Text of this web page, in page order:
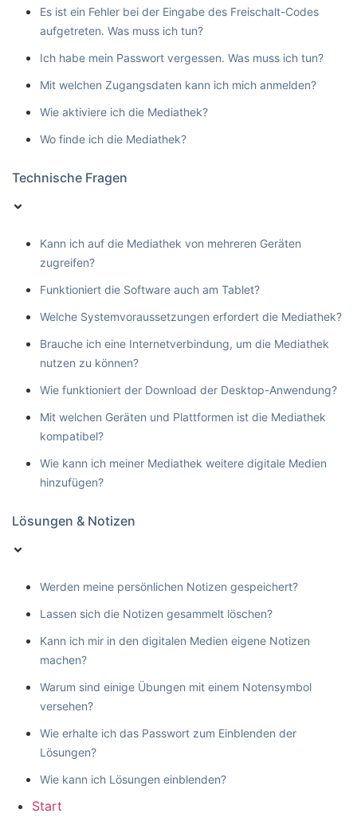
Es ist ein Fehler bei der Eingabe des Freischalt-Codes
aufgetreten. Was muss ich tun?
Ich habe mein Passwort vergessen. Was muss ich tun?
Mit welchen Zugangsdaten kann ich mich anmelden?
Wie aktiviere ich die Mediathek?
Wo finde ich die Mediathek?
Technische Fragen
Kann ich auf die Mediathek von mehreren Geräten
zugreifen?
Funktioniert die Software auch am Tablet?
Welche Systemvoraussetzungen erfordert die Mediathek?
Brauche ich eine Internetverbindung, um die Mediathek
nutzen zu können?
Wie funktioniert der Download der Desktop-Anwendung?
Mit welchen Geräten und Plattformen ist die Mediathek
kompatibel?
Wie kann ich meiner Mediathek weitere digitale Medien
hinzufügen?
Lösungen & Notizen
Werden meine persönlichen Notizen gespeichert?
Lassen sich die Notizen gesammelt löschen?
Kann ich mir in den digitalen Medien eigene Notizen
machen?
Warum sind einige Übungen mit einem Notensymbol
versehen?
Wie erhalte ich das Passwort zum Einblenden der
Lösungen?
Wie kann ich Lösungen einblenden?
Start